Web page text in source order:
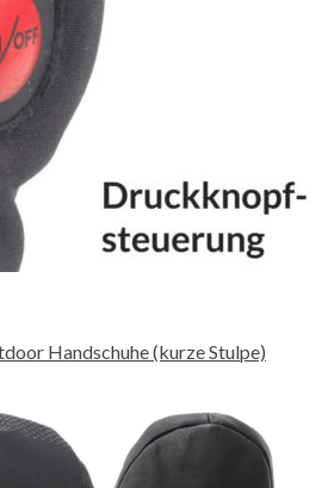
Handschuhe (kurze Stulpe)